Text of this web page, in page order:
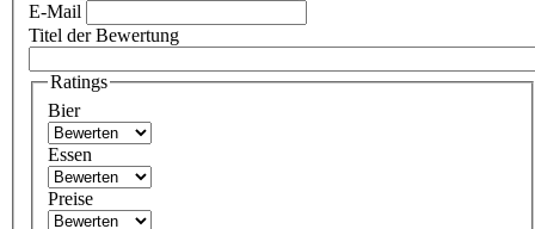
E-Mail
Titel der Bewertung
Ratings
Bier
Essen
Preise